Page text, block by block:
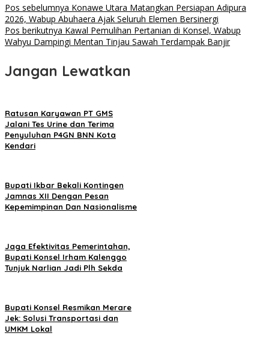
Navigasi
pos
Pos sebelumnya Konawe Utara Matangkan Persiapan Adipura
2026, Wabup Abuhaera Ajak Seluruh Elemen Bersinergi
Pos berikutnya Kawal Pemulihan Pertanian di Konsel, Wabup
Wahyu Dampingi Mentan Tinjau Sawah Terdampak Banjir
Jangan Lewatkan
Ratusan Karyawan PT GMS
Jalani Tes Urine dan Terima
Penyuluhan P4GN BNN Kota
Kendari
Bupati Ikbar Bekali Kontingen
Jamnas XII Dengan Pesan
Kepemimpinan Dan Nasionalisme
Jaga Efektivitas Pemerintahan,
Bupati Konsel Irham Kalenggo
Tunjuk Narlian Jadi Plh Sekda
Bupati Konsel Resmikan Merare
Jek: Solusi Transportasi dan
UMKM Lokal